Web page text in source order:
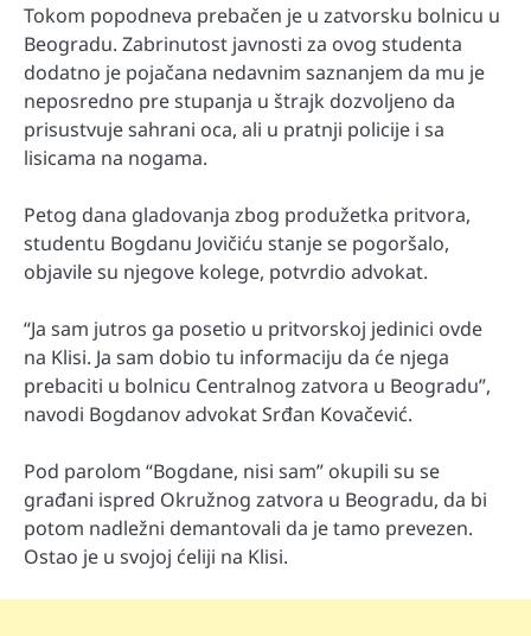
Tokom popodneva prebačen je u zatvorsku bolnicu u
Beogradu. Zabrinutost javnosti za ovog studenta
dodatno je pojačana nedavnim saznanjem da mu je
neposredno pre stupanja u štrajk dozvoljeno da
prisustvuje sahrani oca, ali u pratnji policije i sa
lisicama na nogama.
Petog dana gladovanja zbog produžetka pritvora,
studentu Bogdanu Jovičiću stanje se pogoršalo,
objavile su njegove kolege, potvrdio advokat.
“Ja sam jutros ga posetio u pritvorskoj jedinici ovde
na Klisi. Ja sam dobio tu informaciju da će njega
prebaciti u bolnicu Centralnog zatvora u Beogradu”,
navodi Bogdanov advokat Srđan Kovačević.
Pod parolom “Bogdane, nisi sam” okupili su se
građani ispred Okružnog zatvora u Beogradu, da bi
potom nadležni demantovali da je tamo prevezen.
Ostao je u svojoj ćeliji na Klisi.